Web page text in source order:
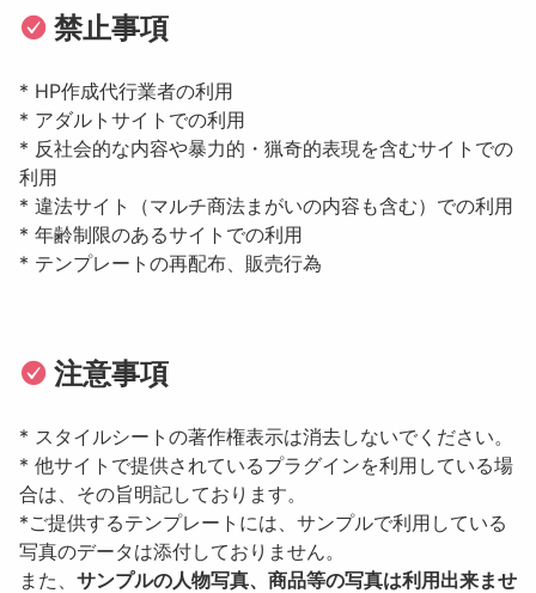
禁止事項
* HP作成代行業者の利用
* アダルトサイトでの利用
* 反社会的な内容や暴力的・猟奇的表現を含むサイトでの
利用
* 違法サイト（マルチ商法まがいの内容も含む）での利用
* 年齢制限のあるサイトでの利用
* テンプレートの再配布、販売行為
注意事項
* スタイルシートの著作権表示は消去しないでください。
* 他サイトで提供されているプラグインを利用している場
合は、その旨明記しております。
*ご提供するテンプレートには、サンプルで利用している
写真のデータは添付しておりません。
また、 サンプルの人物写真、商品等の写真は利用出来ませ